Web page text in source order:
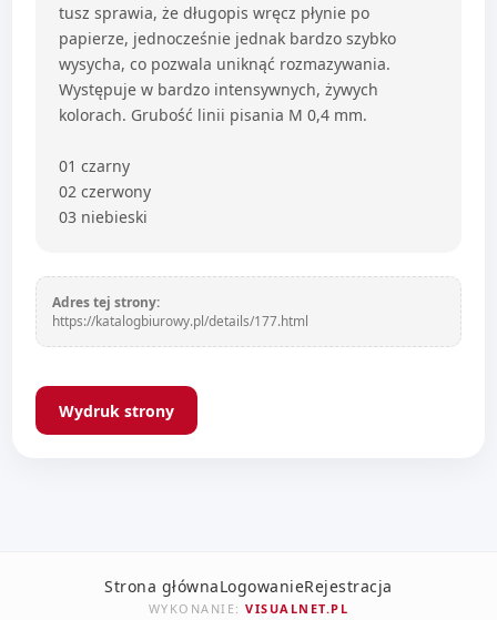
tusz sprawia, że długopis wręcz płynie po
papierze, jednocześnie jednak bardzo szybko
wysycha, co pozwala uniknąć rozmazywania.
Występuje w bardzo intensywnych, żywych
kolorach. Grubość linii pisania M 0,4 mm.
01 czarny
02 czerwony
03 niebieski
Adres tej strony:
https://katalogbiurowy.pl/details/177.html
Wydruk strony
WYKONANIE:VISUALNET.PL
Strona głównaLogowanieRejestracja